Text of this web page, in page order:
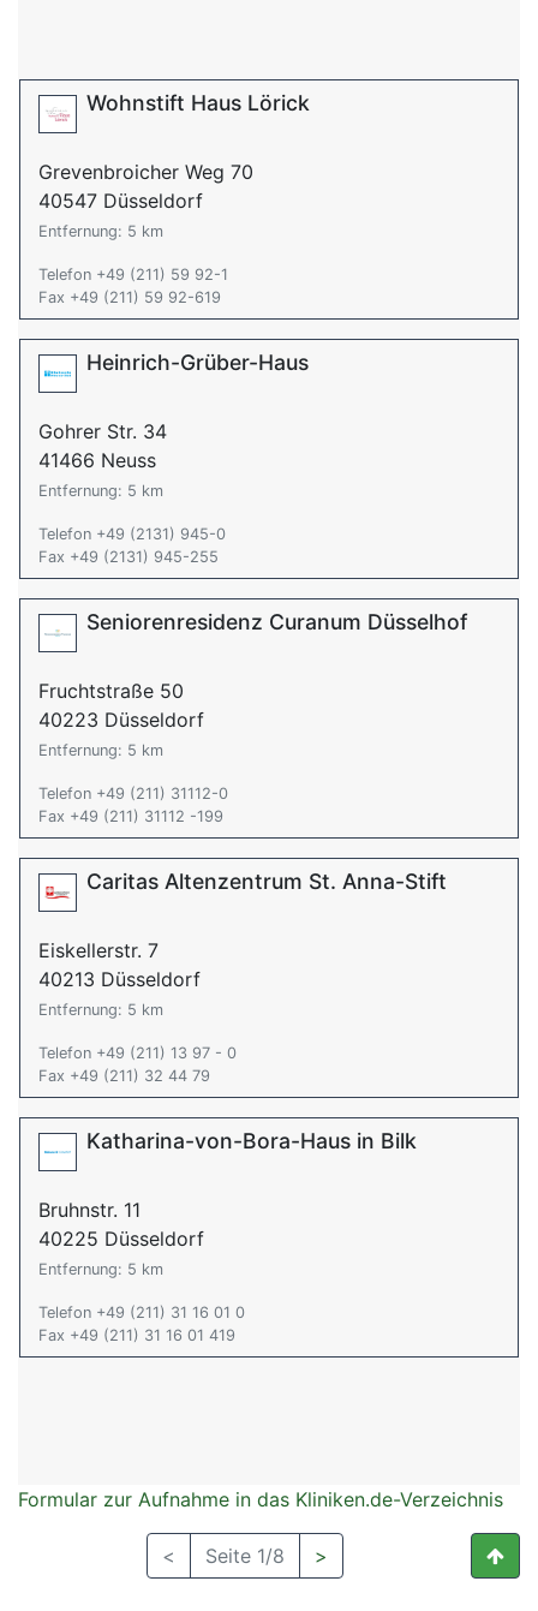
Wohnstift Haus Lörick
Grevenbroicher Weg 70
40547 Düsseldorf
Entfernung: 5 km
Telefon +49 (211) 59 92-1
Fax +49 (211) 59 92-619
Heinrich-Grüber-Haus
Gohrer Str. 34
41466 Neuss
Entfernung: 5 km
Telefon +49 (2131) 945-0
Fax +49 (2131) 945-255
Seniorenresidenz Curanum Düsselhof
Fruchtstraße 50
40223 Düsseldorf
Entfernung: 5 km
Telefon +49 (211) 31112-0
Fax +49 (211) 31112 -199
Caritas Altenzentrum St. Anna-Stift
Eiskellerstr. 7
40213 Düsseldorf
Entfernung: 5 km
Telefon +49 (211) 13 97 - 0
Fax +49 (211) 32 44 79
Katharina-von-Bora-Haus in Bilk
Bruhnstr. 11
40225 Düsseldorf
Entfernung: 5 km
Telefon +49 (211) 31 16 01 0
Fax +49 (211) 31 16 01 419
Formular zur Aufnahme in das Kliniken.de-Verzeichnis
< Seite 1/8 >